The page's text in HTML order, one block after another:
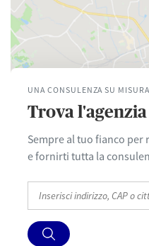
UNA CONSULENZA SU MISURA
Trova
Sempre al tuo fianco
e fornirti tutta la